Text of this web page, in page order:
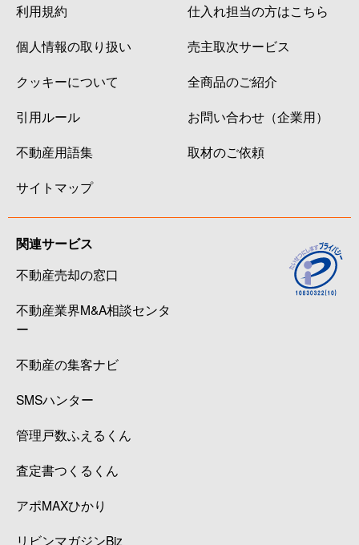
利用規約
個人情報の取り扱い
クッキーについて
引用ルール
不動産用語集
サイトマップ
仕入れ担当の方はこちら
売主取次サービス
全商品のご紹介
お問い合わせ（企業用）
取材のご依頼
関連サービス
不動産売却の窓口
不動産業界M&A相談センタ
ー
不動産の集客ナビ
SMSハンター
管理戸数ふえるくん
査定書つくるくん
アポMAXひかり
リビンマガジンBiz